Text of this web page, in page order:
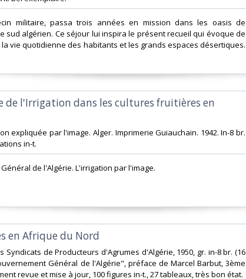
militaire, passa trois années en mission dans les oasis de
sud algérien. Ce séjour lui inspira le présent recueil qui évoque de
vie quotidienne des habitants et les grands espaces désertiques.
de l'Irrigation dans les cultures fruitières en
expliquée par l'image. Alger. Imprimerie Guiauchain. 1942. In-8 br.
in-t.‎
de l'Algérie. L'irrigation par l'image.‎
en Afrique du Nord
Syndicats de Producteurs d'Agrumes d'Algérie, 1950, gr. in-8 br. (16
Général de l'Algérie", préface de Marcel Barbut, 3ème
revue et mise à jour, 100 figures in-t., 27 tableaux, très bon état.